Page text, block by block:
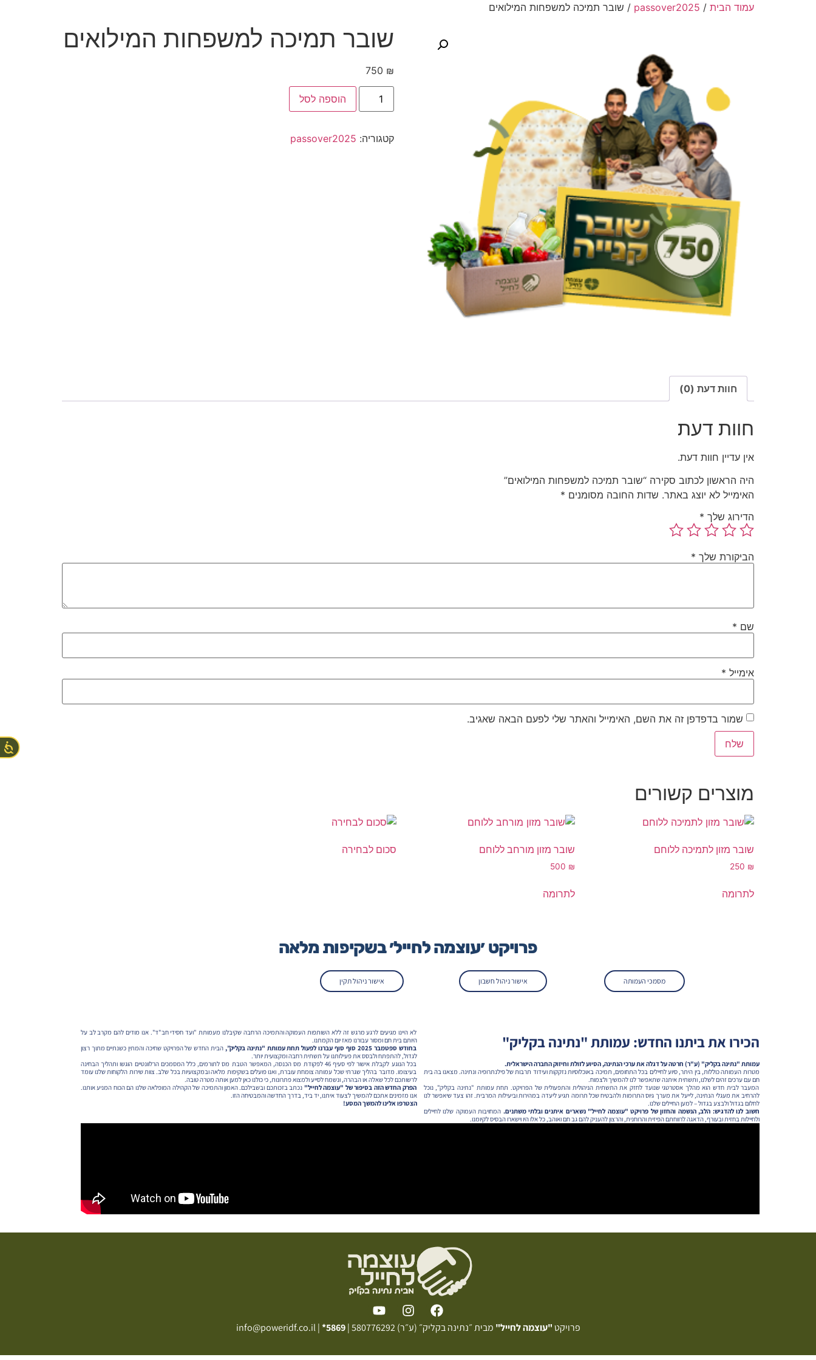
עמוד הבית /
passover2025 / שובר תמיכה למשפחות המילואים
שובר תמיכה למשפחות המילואים
750 ₪
הוספה לסל
קטגוריה: passover2025
חוות דעת (0)
חוות דעת
אין עדיין חוות דעת.
היה הראשון לכתוב סקירה “שובר תמיכה למשפחות המילואים”
האימייל לא יוצג באתר. שדות החובה מסומנים *
הדירוג שלך *
הביקורת שלך *
שם *
אימייל *
שמור בדפדפן זה את השם, האימייל והאתר שלי לפעם הבאה שאגיב.
מוצרים קשורים
שובר מזון לתמיכה ללוחם
250 ₪
לתרומה
שובר מזון מורחב ללוחם
500 ₪
לתרומה
סכום לבחירה
פרויקט ׳עוצמה לחייל׳ בשקיפות מלאה
מסמכי העמותה אישור ניהול חשבון אישור ניהול תקין
הכירו את ביתנו החדש: עמותת "נתינה בקליק"
עמותת "נתינה בקליק" (ע"ר) חרטה על דגלה את ערכי הנתינה, הסיוע לזולת וחיזוק החברה הישראלית.
מטרות העמותה כוללות, בין היתר, סיוע לחיילים בכל התחומים, תמיכה באוכלוסיות נזקקות ועידוד תרבות של פילנתרופיה ונתינה. מצאנו בה בית
חם עם ערכים זהים לשלנו, ותשתית איתנה שתאפשר לנו להמשיך ולצמוח.
המעבר לבית חדש הוא מהלך אסטרטגי שנועד לחזק את התשתית הניהולית והתפעולית של הפרויקט. תחת עמותת "נתינה בקליק", נוכל
להרחיב את מעגלי הנתינה, לייעל את מערך גיוס התרומות ולהבטיח שכל תרומה תגיע ליעדה במהירות וביעילות המרבית. זהו צעד שיאפשר לנו
לחלום בגדול ולבצע בגדול – למען החיילים שלנו.
חשוב לנו להדגיש: הלב, הנשמה והחזון של פרויקט "עוצמה לחייל" נשארים איתנים ובלתי משתנים. המחויבות העמוקה שלנו לחיילים
ולחיילות בחזית ובעורף, הדאגה לרווחתם הפיזית והרוחנית, והרצון להעניק להם גב חם ואוהב, כל אלו היו וישארו הבסיס לקיומנו.
לא היינו מגיעים לרגע מרגש זה ללא השותפות העמוקה והתמיכה הרחבה שקיבלנו מעמותת "ועד חסידי חב"ד". אנו מודים להם מקרב לב על
היותם בית חם ומסור עבורנו מאז יום הקמתנו.
בחודש ספטמבר 2025 סוף סוף עברנו לפעול תחת עמותת "נתינה בקליק”,
הבית החדש של הפרויקט שחיכה והמתין כשנתיים מתוך רצון
לגדול, להתפתח ולבסס את פעילותנו על תשתית רחבה ומקצועית יותר.
בכל הנוגע לקבלת אישור לפי סעיף 46 לפקודת מס הכנסה, המאפשר הטבת מס לתורמים, כלל המסמכים הרלוונטיים הוגשו ותהליך הבחינה
בעיצומו. מדובר בהליך שגרתי שכל עמותה צומחת עוברת, ואנו פועלים בשקיפות מלאה ובמקצועיות בכל שלב. צוות שירות הלקוחות שלנו עומד
לרשותכם לכל שאלה או הבהרה, ונשמח לסייע ולמצוא פתרונות, כי כולנו כאן למען אותה מטרה טובה.
הפרק החדש הזה בסיפור של "עוצמה לחייל" נכתב בזכותכם ובשבילכם. האמון והתמיכה של הקהילה המופלאה שלנו הם הכוח המניע אותנו.
אנו מזמינים אתכם להמשיך לצעוד איתנו, יד ביד, בדרך החדשה והמבטיחה הזו.
הצטרפו אלינו להמשך המסע!
פרויקט"עוצמה לחייל" מבית ״נתינה בקליק״ (ע״ר) 580776292 | 5869*
| info@poweridf.co.il